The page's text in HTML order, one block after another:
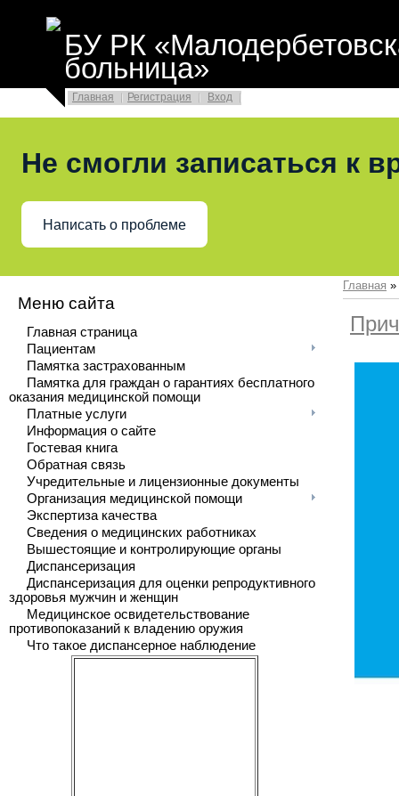
БУ РК
больница»
Главная Регистрация Вход
Не смогли записаться к
Написать о проблеме
Меню сайта
Главная страница
Пациентам
Памятка застрахованным
Памятка для граждан о гарантиях бесплатного
оказания медицинской помощи
Платные услуги
Информация о сайте
Гостевая книга
Обратная связь
Учредительные и лицензионные документы
Организация медицинской помощи
Экспертиза качества
Сведения о медицинских работниках
Вышестоящие и контролирующие органы
Диспансеризация
Диспансеризация для оценки репродуктивного
здоровья мужчин и женщин
Медицинское освидетельствование
противопоказаний к владению оружия
Что такое диспансерное наблюдение
Главная »